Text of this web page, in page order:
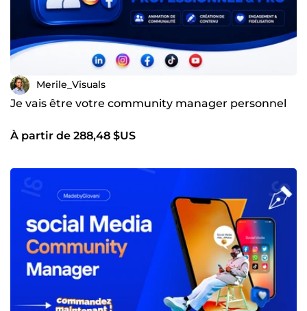
Merile_Visuals
Je vais être votre community manager personnel
À partir de 288,48 $US